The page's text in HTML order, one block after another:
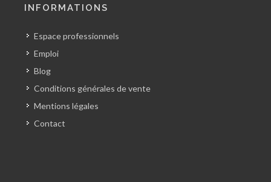
INFORMATIONS
Espace professionnels
Emploi
Blog
Conditions générales de vente
Mentions légales
Contact